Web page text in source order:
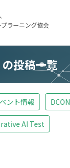
ラーニング協会
投稿一覧
ント情報 DCON
AI Test